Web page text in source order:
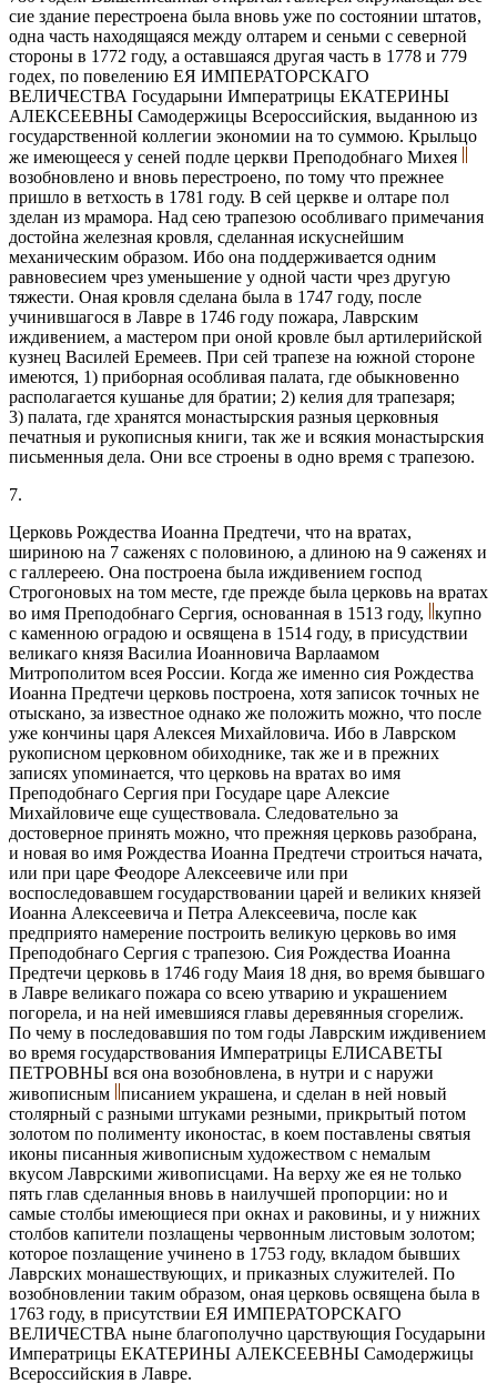
сие здание перестроена была вновь уже по состоянии штатов,
одна часть находящаяся между олтарем и сеньми с северной
стороны в 1772 году, а оставшаяся другая часть в 1778 и 779
годех, по повелению ЕЯ ИМПЕРАТОРСКАГО
ВЕЛИЧЕСТВА Государыни Императрицы ЕКАТЕРИНЫ
АЛЕКСЕЕВНЫ Самодержицы Всероссийския, выданною из
государственной коллегии экономии на то суммою. Крыльцо
же имеющееся у сеней подле церкви Преподобнаго Михея
возобновлено и вновь перестроено, по тому что прежнее
пришло в ветхость в 1781 году. В сей церкве и олтаре пол
зделан из мрамора. Над сею трапезою особливаго примечания
достойна железная кровля, сделанная искуснейшим
механическим образом. Ибо она поддерживается одним
равновесием чрез уменьшение у одной части чрез другую
тяжести. Оная кровля сделана была в 1747 году, после
учинившагося в Лавре в 1746 году пожара, Лаврским
иждивением, а мастером при оной кровле был артилерийской
кузнец Василей Еремеев. При сей трапезе на южной стороне
имеются, 1) приборная особливая палата, где обыкновенно
располагается кушанье для братии; 2) келия для трапезаря;
3) палата, где хранятся монастырския разныя церковныя
печатныя и рукописныя книги, так же и всякия монастырския
письменныя дела. Они все строены в одно время с трапезою.
7.
Церковь Рождества Иоанна Предтечи, что на вратах,
шириною на 7 саженях с половиною, а длиною на 9 саженях и
с галлереею. Она построена была иждивением господ
Строгоновых на том месте, где прежде была церковь на вратах
во имя Преподобнаго Сергия, основанная в 1513 году,
купно
с каменною оградою и освящена в 1514 году, в присудствии
великаго князя Василиа Иоанновича Варлаамом
Митрополитом всея России. Когда же именно сия Рождества
Иоанна Предтечи церковь построена, хотя записок точных не
отыскано, за известное однако же положить можно, что после
уже кончины царя Алексея Михайловича. Ибо в Лаврском
рукописном церковном обиходнике, так же и в прежних
записях упоминается, что церковь на вратах во имя
Преподобнаго Сергия при Государе царе Алексие
Михайловиче еще существовала. Следовательно за
достоверное принять можно, что прежняя церковь разобрана,
и новая во имя Рождества Иоанна Предтечи строиться начата,
или при царе Феодоре Алексеевиче или при
воспоследовавшем государствовании царей и великих князей
Иоанна Алексеевича и Петра Алексеевича, после как
предприято намерение построить великую церковь во имя
Преподобнаго Сергия с трапезою. Сия Рождества Иоанна
Предтечи церковь в 1746 году Маия 18 дня, во время бывшаго
в Лавре великаго пожара со всею утварию и украшением
погорела, и на ней имевшияся главы деревянныя сгорелиж.
По чему в последовавшия по том годы Лаврским иждивением
во время государствования Императрицы ЕЛИСАВЕТЫ
ПЕТРОВНЫ вся она возобновлена, в нутри и с наружи
живописным писанием украшена, и сделан в ней новый
столярный с разными штуками резными, прикрытый потом
золотом по полименту иконостас, в коем поставлены святыя
иконы писанныя живописным художеством с немалым
вкусом Лаврскими живописцами. На верху же ея не только
пять глав сделанныя вновь в наилучшей пропорции: но и
самые столбы имеющиеся при окнах и раковины, и у нижних
столбов капители позлащены червонным листовым золотом;
которое позлащение учинено в 1753 году, вкладом бывших
Лаврских монашествующих, и приказных служителей. По
возобновлении таким образом, оная церковь освящена была в
1763 году, в присутствии ЕЯ ИМПЕРАТОРСКАГО
ВЕЛИЧЕСТВА ныне благополучно царствующия Государыни
Императрицы ЕКАТЕРИНЫ АЛЕКСЕЕВНЫ Самодержицы
Всероссийския в Лавре.